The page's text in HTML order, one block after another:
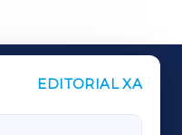
EDITORIAL XA